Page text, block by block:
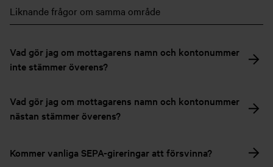
Liknande frågor om samma område
Vad gör jag om mottagarens namn och kontonummer
inte stämmer överens?
Vad gör jag om mottagarens namn och kontonummer
nästan stämmer överens?
Kommer vanliga SEPA-gireringar att försvinna?